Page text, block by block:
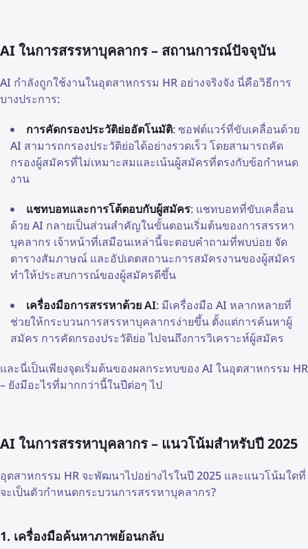
AI ในการสรรหาบุคลากร – สถานการณ์ปัจจุบัน
AI กำลังถูกใช้งานในอุตสาหกรรม HR อย่างจริงจัง นี่คือวิธีการ
บางประการ:
การคัดกรองประวัติย่ออัตโนมัติ: ซอฟต์แวร์ที่ขับเคลื่อนด้วย
AI สามารถกรองประวัติย่อได้อย่างรวดเร็ว โดยสามารถคัด
กรองผู้สมัครที่ไม่เหมาะสมและเน้นผู้สมัครที่ตรงกับข้อกำหนด
งาน
แชทบอทและการโต้ตอบกับผู้สมัคร: แชทบอทที่ขับเคลื่อน
ด้วย AI กลายเป็นส่วนสำคัญในขั้นตอนเริ่มต้นของการสรรหา
บุคลากร เจ้าหน้าที่เสมือนเหล่านี้จะตอบคำถามที่พบบ่อย จัด
ตารางสัมภาษณ์ และอัปเดตสถานะการสมัครงานของผู้สมัคร
ทำให้ประสบการณ์ของผู้สมัครดีขึ้น
เครื่องมือการสรรหาด้วย AI: มีเครื่องมือ AI หลากหลายที่
ช่วยให้กระบวนการสรรหาบุคลากรง่ายขึ้น ตั้งแต่การค้นหาผู้
สมัคร การคัดกรองประวัติย่อ ไปจนถึงการวิเคราะห์ผู้สมัคร
และนี่เป็นเพียงจุดเริ่มต้นของผลกระทบของ AI ในอุตสาหกรรม HR
– ยังมีอะไรที่มากกว่านี้ในปีต่อๆ ไป
AI ในการสรรหาบุคลากร – แนวโน้มสำหรับปี 2025
อุตสาหกรรม HR จะพัฒนาไปอย่างไรในปี 2025 และแนวโน้มใดที่
จะเป็นตัวกำหนดกระบวนการสรรหาบุคลากร?
1. เครื่องมือค้นหาภาพย้อนกลับ